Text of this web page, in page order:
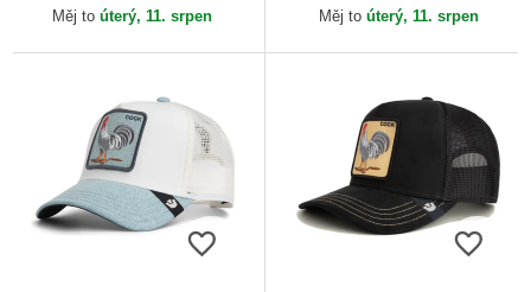
Měj to úterý, 11. srpen
Goorin Bros.
Měj to úterý, 11. srpen